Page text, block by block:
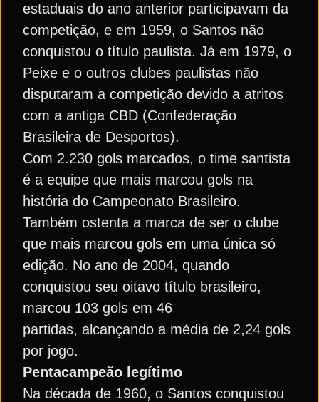
estaduais do ano anterior participavam da
competição, e em 1959, o Santos não
conquistou o título paulista. Já em 1979, o
Peixe e o outros clubes paulistas não
disputaram a competição devido a atritos
com a antiga CBD (Confederação
Brasileira de Desportos).
Com 2.230 gols marcados, o time santista
é a equipe que mais marcou gols na
história do Campeonato Brasileiro.
Também ostenta a marca de ser o clube
que mais marcou gols em uma única só
edição. No ano de 2004, quando
conquistou seu oitavo título brasileiro,
marcou 103 gols em 46
partidas, alcançando a média de 2,24 gols
por jogo.
Pentacampeão legítimo
Na década de 1960, o Santos conquistou